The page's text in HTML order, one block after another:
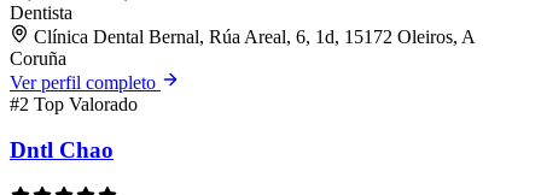
Dentista
Clínica Dental Bernal, Rúa Areal, 6, 1d, 15172 Oleiros, A
Coruña
Ver perfil completo
#2 Top Valorado
Dntl Chao